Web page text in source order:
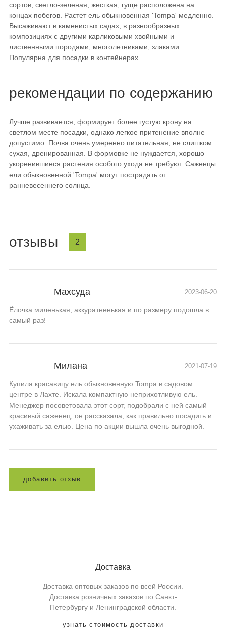
сортов, светло-зеленая, жесткая, гуще расположена на
концах побегов. Растет ель обыкновенная 'Tompa' медленно.
Высаживают в каменистых садах, в разнообразных
композициях с другими карликовыми хвойными и
лиственными породами, многолетниками, злаками.
Популярна для посадки в контейнерах.
рекомендации по содержанию
Лучше развивается, формирует более густую крону на
светлом месте посадки, однако легкое притенение вполне
допустимо. Почва очень умеренно питательная, не слишком
сухая, дренированная. В формовке не нуждается, хорошо
укоренившиеся растения особого ухода не требуют. Саженцы
ели обыкновенной 'Tompa' могут пострадать от
ранневесеннего солнца.
отзывы 2
Махсуда 2023-06-20
Ёлочка миленькая, аккуратненькая и по размеру подошла в
самый раз!
Милана 2021-07-19
Купила красавицу ель обыкновенную Tompa в садовом
центре в Лахте. Искала компактную неприхотливую ель.
Менеджер посоветовала этот сорт, подобрали с ней самый
красивый саженец, он рассказала, как правильно посадить и
ухаживать за елью. Цена по акции вышла очень выгодной.
доба вит ь отз ыв
Доставка
Доставка оптовых заказов по всей России.
Доставка розничных заказов по Санкт-
Петербургу и Ленинградской области.
узнать стоимость доставки